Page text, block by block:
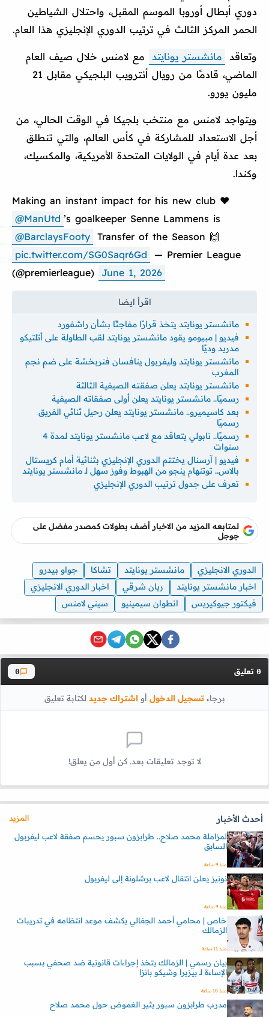
دوري أبطال أوروبا الموسم المقبل، واحتلال الشياطين
الحمر المركز الثالث في ترتيب الدوري الإنجليزي هذا العام.
وتعاقد مانشستر يونايتد
مع لامنس خلال صيف العام
الماضي، قادمًا من رويال أنترويب البلجيكي مقابل 21
مليون يورو.
ويتواجد لامنس مع منتخب بلجيكا في الوقت الحالي، من
أجل الاستعداد للمشاركة في كأس العالم، والتي تنطلق
بعد عدة أيام في الولايات المتحدة الأمريكية، والمكسيك،
وكندا.
Making an instant impact for his new club ❤️
@ManUtd ’s goalkeeper Senne Lammens is
@BarclaysFooty Transfer of the Season 🙌
pic.twitter.com/SG0Saqr6Gd
— Premier League
(@premierleague)
June 1, 2026
مانشستر يونايتد يتخذ قرارًا مفاجئًا بشأن راشفورد
فيديو | مبيومو يقود مانشستر يونايتد لقب الطاولة على أتلتيكو
مدريد وديًا
مانشستر يونايتد وليفربول ينافسان فنربخشة على ضم نجم
المغرب
مانشستر يونايتد يعلن صفقته الصيفية الثالثة
رسميًا.. مانشستر يونايتد يعلن أولى صفقاته الصيفية
بعد كاسيميرو.. مانشستر يونايتد يعلن رحيل ثنائي الفريق
رسميًا
رسميًا.. نابولي يتعاقد مع لاعب مانشستر يونايتد لمدة 4
سنوات
فيديو | آرسنال يختتم الدوري الإنجليزي بثنائية أمام كريستال
بالاس.. توتنهام ينجو من الهبوط وفوز سهل لـ مانشستر يونايتد
تعرف على جدول ترتيب الدوري الإنجليزي
لمتابعه المزيد من الاخبار أضف بطولات كمصدر مفضل على
جوجل
الدوري الانجليزي مانشستر يونايتد تشاكا
جواو بيدرو
اخبار مانشستر يونايتد
ريان شرقي
اخبار الدوري الانجليزي
فيكتور جيوكيريس
انطوان سيمينيو سيني لامنس
0 تعليق 0
برجاءتسجيل الدخول أواشتراك جديد لكتابة تعليق
لا توجد تعليقات بعد. كن أول من يعلق!
أحدث الأخبار
المزيد
لمزاملة محمد صلاح.. طرابزون سبور يحسم صفقة لاعب ليفربول
السابق
منذ 9 ساعة
نونيز يعلن انتقال لاعب برشلونة إلى ليفربول
منذ 9 ساعة
خاص | محامي أحمد الجفالي يكشف موعد انتظامه في تدريبات
الزمالك
منذ 11 ساعة
بيان رسمي | الزمالك يتخذ إجراءات قانونية ضد صحفي بسبب
الإساءة لـ بيزيرا وشيكو بانزا
منذ 10 ساعة
مدرب طرابزون سبور يثير الغموض حول محمد صلاح